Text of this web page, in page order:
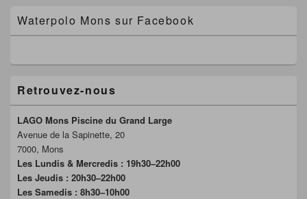
Waterpolo Mons sur Facebook
Retrouvez-nous
LAGO Mons Piscine du Grand Large
Avenue de la Sapinette, 20
7000, Mons
Les Lundis & Mercredis : 19h30–22h00
Les Jeudis : 20h30–22h00
Les Samedis : 8h30–10h00